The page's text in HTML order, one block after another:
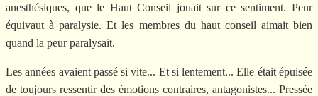
anesthésiques, que le Haut Conseil jouait sur ce sentiment. Peur
équivaut à paralysie. Et les membres du haut conseil aimait bien
quand la peur paralysait.
Les années avaient passé si vite... Et si lentement... Elle était épuisée
de toujours ressentir des émotions contraires, antagonistes... Pressée